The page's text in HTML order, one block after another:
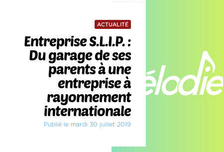
ACTUALITÉ
Entreprise S.L.I.P. :
Du garage de ses
parents à une
entreprise à
rayonnement
internationale
Publié le mardi 30 juillet 2019